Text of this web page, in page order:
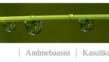
Andmebaasist